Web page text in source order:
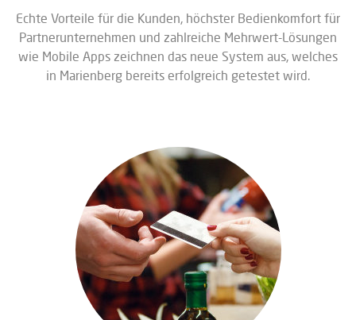
Echte Vorteile für die Kunden, höchster Bedienkomfort für
Partnerunternehmen und zahlreiche Mehrwert-Lösungen
wie Mobile Apps zeichnen das neue System aus, welches
in Marienberg bereits erfolgreich getestet wird.